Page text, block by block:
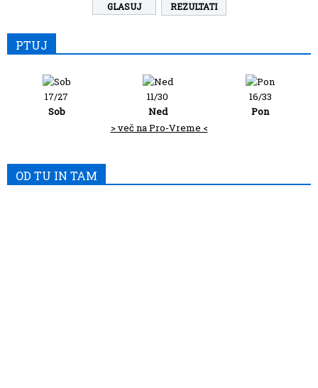
REZULTATI
PTUJ
17/27
Sob
11/30
Ned
16/33
Pon
> več na Pro-Vreme <
OD TU IN TAM